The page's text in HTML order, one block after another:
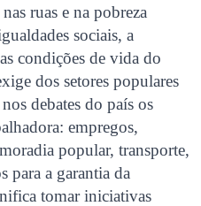
ruas e na pobreza
sociais, a
condições de vida do
dos setores populares
debates do país os
empregos,
popular, transporte,
para a garantia da
tomar iniciativas